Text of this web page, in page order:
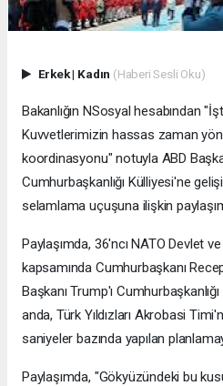
Erkek| Kadın (Haberi Sesli Oku)
Bakanlığın NSosyal hesabından
Kuvvetlerimizin hassas zaman
koordinasyonu" notuyla ABD
Cumhurbaşkanlığı Külliyesi'ne
selamlama uçuşuna ilişkin
Paylaşımda, 36'ncı NATO Devlet
kapsamında Cumhurbaşkanı
Başkanı Trump'ı Cumhurbaşkanlığı
anda, Türk Yıldızları Akrobasi
saniyeler bazında yapılan
Paylaşımda, "Gökyüzündeki bu